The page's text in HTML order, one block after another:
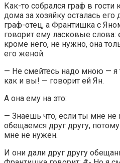
Как-то собрался граф в гости
дома за хозяйку осталась
граф-отец, а Франтишка с
говорит ему ласковые слова:
кроме него, не нужно, она
его женой.
— Не смейтесь надо мною — я
как и вы! — говорит ей Ян.
А она ему на это:
— Знаешь что, если ты мне не
обещаемся друг другу,
мне не нужен.
И они дали друг другу